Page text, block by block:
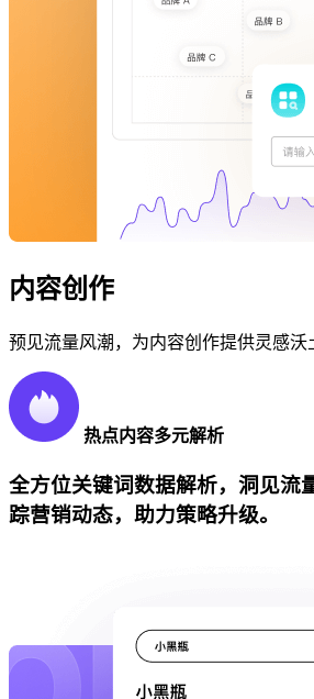
内容创作
预见流量风潮，为内容创作提供灵感沃
热点内容多元解析
全方位关键词数据解析，洞见流
踪营销动态，助力策略升级。